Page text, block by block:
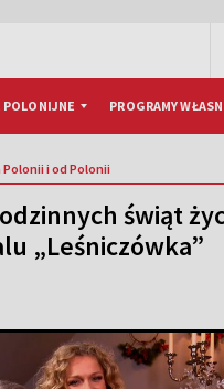
POLONIJNE PROGRAMY
i od Polonii
świąt
„Leśniczówka”